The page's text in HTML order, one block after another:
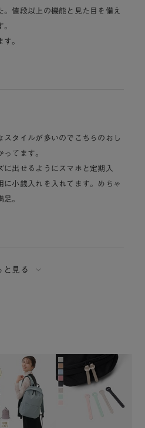
。値段以上の機能と見た目を備え
。
スタイルが多いのでこちらのおし
てます。
に出せるようにスマホと定期入
に小銭入れを入れてます。めちゃ
。
と見る